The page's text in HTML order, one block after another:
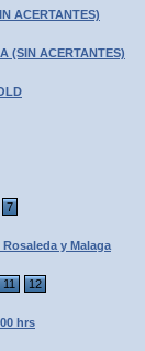
ACERTANTES)
(SIN ACERTANTES)
7
y Malaga
11 12
hrs